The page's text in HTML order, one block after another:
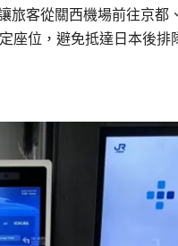
旅客從關西機場前往京都
座位，避免抵達日本後排